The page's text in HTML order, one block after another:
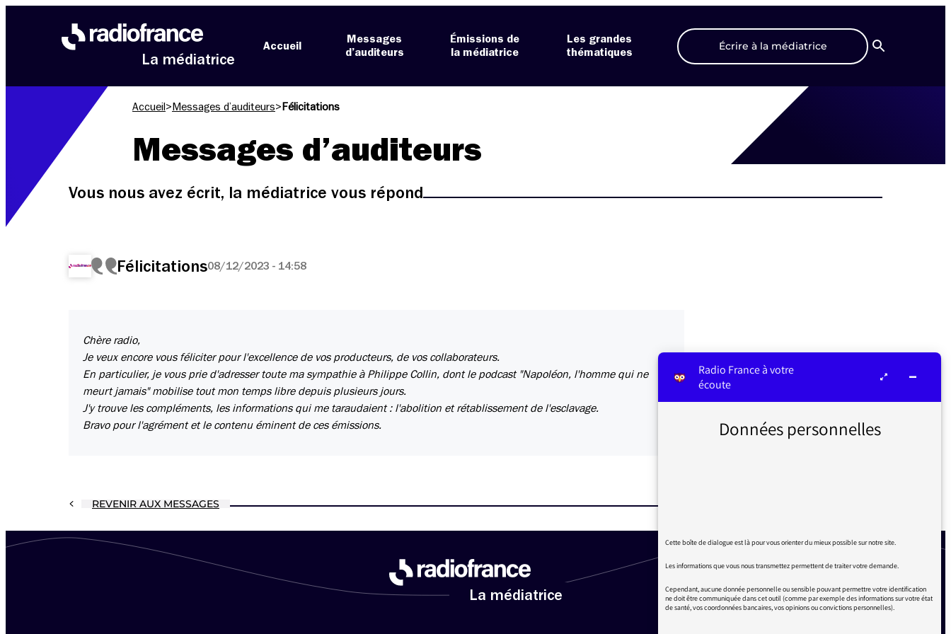
La médiatrice
Accueil
Messages
d’auditeurs
Émissions de
la médiatrice
Les grandes
thématiques
Écrire à la médiatrice
Recherche
Accueil > Messages d’auditeurs> Félicitations
Messages d’auditeurs
Vous nous avez écrit, la médiatrice vous répond
Félicitations08/12/2023 - 14:58
Chère radio,
Je veux encore vous féliciter pour l'excellence de vos producteurs, de vos collaborateurs.
En particulier, je vous prie d'adresser toute ma sympathie à Philippe Collin, dont le podcast "Napoléon, l'homme qui ne
meurt jamais" mobilise tout mon temps libre depuis plusieurs jours.
J'y trouve les compléments, les informations qui me taraudaient : l'abolition et rétablissement de l'esclavage.
Bravo pour l'agrément et le contenu éminent de ces émissions.
REVENIR AUX MESSAGES
La médiatrice
Radio France à votre
écoute
Données personnelles
Cette boîte de dialogue est là pour vous orienter du mieux possible sur notre site.
Les informations que vous nous transmettez permettent de traiter votre demande.
Cependant, aucune donnée personnelle ou sensible pouvant permettre votre identification
ne doit être communiquée dans cet outil (comme par exemple des informations sur votre état
de santé, vos coordonnées bancaires, vos opinions ou convictions personnelles).